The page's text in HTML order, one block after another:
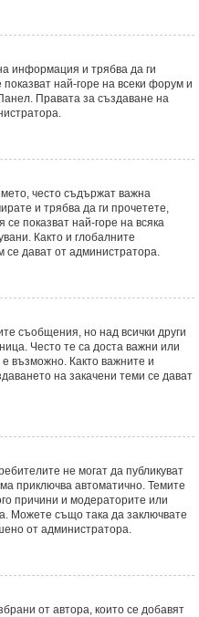
информация и трябва да ги
най-горе на всеки форум и
Правата за създаване на
често съдържат важна
и трябва да ги прочетете,
показват най-горе на всяка
Както и глобалните
дават от администратора.
съобщения, но над всички други
Често те са доста важни или
е възможно. Както важните и
на закачени теми се дават
не могат да публикуват
приключва автоматично. Темите
причини и модераторите или
Можете също така да заключвате
от администратора.
от автора, които се добавят